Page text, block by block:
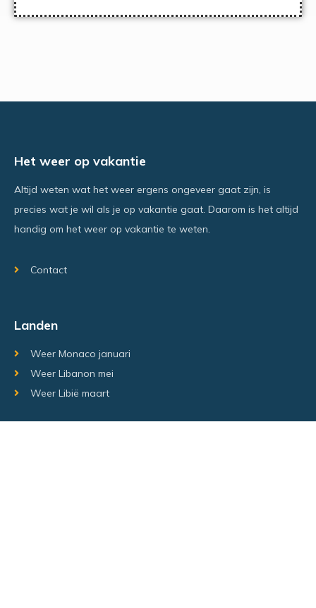
Het weer op vakantie
Altijd weten wat het weer ergens ongeveer gaat zijn, is
precies wat je wil als je op vakantie gaat. Daarom is het altijd
handig om het weer op vakantie te weten.
Contact
Landen
Weer Monaco januari
Weer Libanon mei
Weer Libië maart